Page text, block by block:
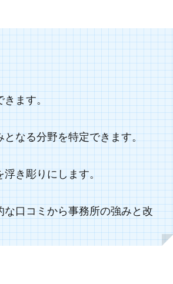
きます。
なる分野を特定できます。
浮き彫りにします。
口コミから事務所の強みと改